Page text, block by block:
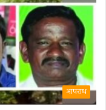
आपराध